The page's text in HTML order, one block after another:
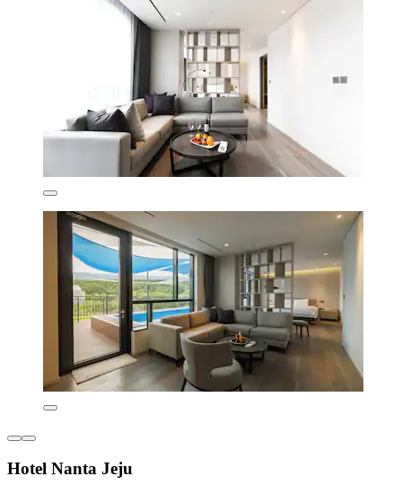
Hotel Nanta Jeju